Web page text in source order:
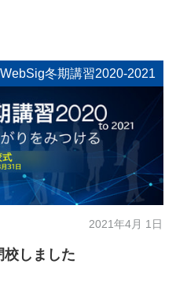
WebSig冬期講習2020-2021
2021年4月 1日
しました